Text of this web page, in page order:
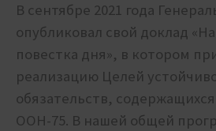
В сентябре 2021 года
опубликовал свой доклад
повестка дня», в котором
реализацию Целей
обязательств,
ООН-75. В нашей общей